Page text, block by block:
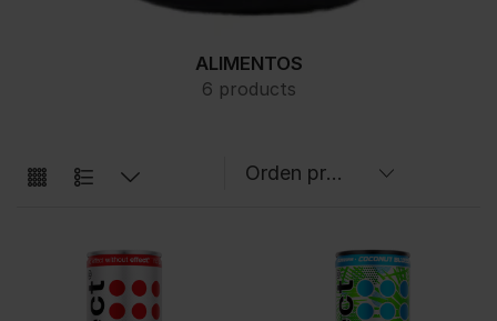
ALIMENTOS
6 products